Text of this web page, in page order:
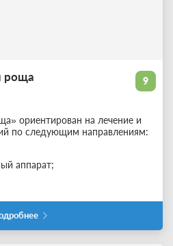
9
роща
ориентирован на лечение и
по следующим направлениям:
аппарат;